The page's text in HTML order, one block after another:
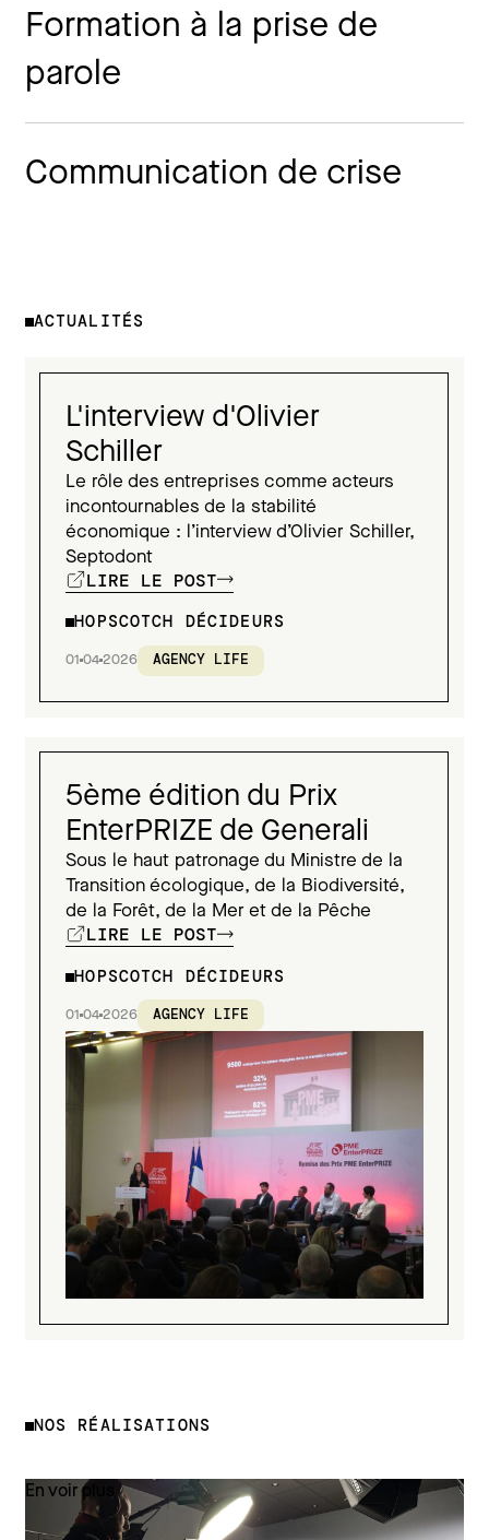
Formation à la prise de
parole
Communication de crise
ACTUALITÉS
L'interview d'Olivier
Schiller
Le rôle des entreprises comme acteurs
incontournables de la stabilité
économique : l’interview d’Olivier Schiller,
Septodont
LIRE LE POST
HOPSCOTCH DÉCIDEURS
01042026 AGENCY LIFE
5ème édition du Prix
EnterPRIZE de Generali
Sous le haut patronage du Ministre de la
Transition écologique, de la Biodiversité,
de la Forêt, de la Mer et de la Pêche
LIRE LE POST
HOPSCOTCH DÉCIDEURS
01042026 AGENCY LIFE
NOS RÉALISATIONS
En voir plus